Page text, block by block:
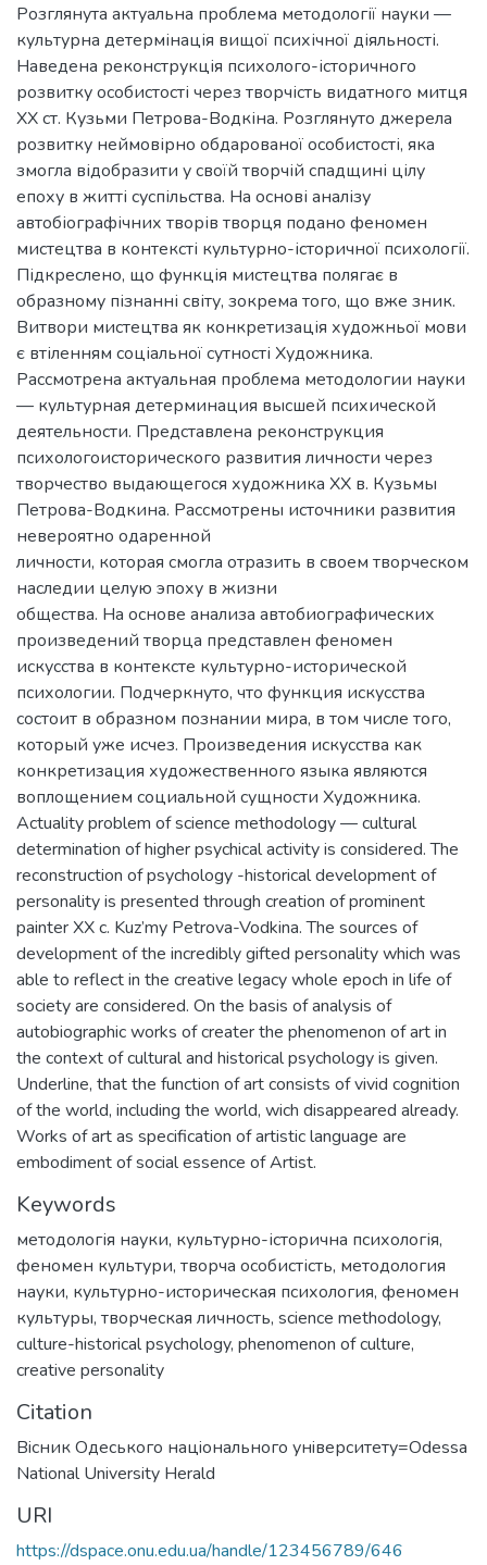
Розглянута актуальна проблема методології науки —
культурна детермінація вищої психічної діяльності.
Наведена реконструкція психолого-історичного
розвитку особистості через творчість видатного митця
ХХ ст. Кузьми Петрова-Водкіна. Розглянуто джерела
розвитку неймовірно обдарованої особистості, яка
змогла відобразити у своїй творчій спадщині цілу
епоху в житті суспільства. На основі аналізу
автобіографічних творів творця подано феномен
мистецтва в контексті культурно-історичної психології.
Підкреслено, що функція мистецтва полягає в
образному пізнанні світу, зокрема того, що вже зник.
Витвори мистецтва як конкретизація художньої мови
є втіленням соціальної сутності Художника.
Рассмотрена актуальная проблема методологии науки
— культурная детерминация высшей психической
деятельности. Представлена реконструкция
психологоисторического развития личности через
творчество выдающегося художника ХХ в. Кузьмы
Петрова-Водкина. Рассмотрены источники развития
невероятно одаренной
личности, которая смогла отразить в своем творческом
наследии целую эпоху в жизни
общества. На основе анализа автобиографических
произведений творца представлен феномен
искусства в контексте культурно-исторической
психологии. Подчеркнуто, что функция искусства
состоит в образном познании мира, в том числе того,
который уже исчез. Произведения искусства как
конкретизация художественного языка являются
воплощением социальной сущности Художника.
Actuality problem of science methodology — cultural
determination of higher psychical activity is considered. The
reconstruction of psychology -historical development of
personality is presented through creation of prominent
painter XX c. Kuz’my Petrova-Vodkina. The sources of
development of the incredibly gifted personality which was
able to reflect in the creative legacy whole epoch in life of
society are considered. On the basis of analysis of
autobiographic works of creater the phenomenon of art in
the context of cultural and historical psychology is given.
Underline, that the function of art consists of vivid cognition
of the world, including the world, wich disappeared already.
Works of art as specification of artistic language are
embodiment of social essence of Artist.
Keywords
методологія науки, культурно-історична психологія,
феномен культури, творча особистість, методология
науки, культурно-историческая психология, феномен
культуры, творческая личность, science methodology,
culture-historical psychology, phenomenon of culture,
creative personality
Citation
Вiсник Одеського нацiонального унiверситету=Odessa
National University Herald
URI
https://dspace.onu.edu.ua/handle/123456789/646